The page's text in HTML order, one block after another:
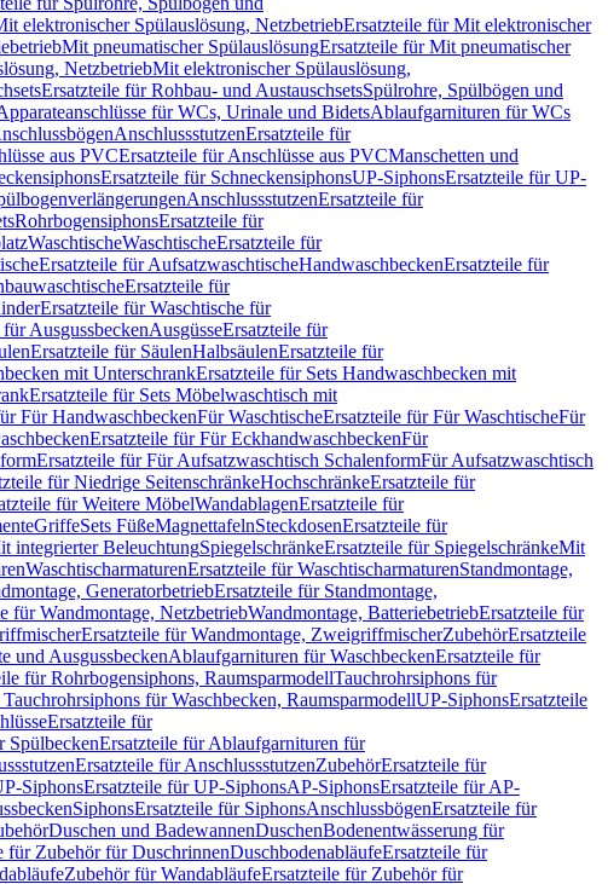
elektronischer Spülauslösung, NetzbetriebErsatzteile für Mit elektronischer
Mit pneumatischer SpülauslösungErsatzteile für Mit pneumatischer
NetzbetriebMit elektronischer Spülauslösung,
Ersatzteile für Rohbau- und AustauschsetsSpülrohre, Spülbögen und
für WCs, Urinale und BidetsAblaufgarnituren für WCs
AnschlussstutzenErsatzteile für
aus PVCErsatzteile für Anschlüsse aus PVCManschetten und
Ersatzteile für SchneckensiphonsUP-SiphonsErsatzteile für UP-
AnschlussstutzenErsatzteile für
RohrbogensiphonsErsatzteile für
WaschtischeWaschtischeErsatzteile für
Ersatzteile für AufsatzwaschtischeHandwaschbeckenErsatzteile für
Ersatzteile für
Ersatzteile für Waschtische für
AusgussbeckenAusgüsseErsatzteile für
Ersatzteile für SäulenHalbsäulenErsatzteile für
mit UnterschrankErsatzteile für Sets Handwaschbecken mit
Ersatzteile für Sets Möbelwaschtisch mit
Für HandwaschbeckenFür WaschtischeErsatzteile für Für WaschtischeFür
Ersatzteile für Für EckhandwaschbeckenFür
Ersatzteile für Für Aufsatzwaschtisch SchalenformFür Aufsatzwaschtisch
für Niedrige SeitenschränkeHochschränkeErsatzteile für
für Weitere MöbelWandablagenErsatzteile für
GriffeSets FüßeMagnettafelnSteckdosenErsatzteile für
integrierter BeleuchtungSpiegelschränkeErsatzteile für SpiegelschränkeMit
WaschtischarmaturenErsatzteile für WaschtischarmaturenStandmontage,
GeneratorbetriebErsatzteile für Standmontage,
für Wandmontage, NetzbetriebWandmontage, BatteriebetriebErsatzteile für
Ersatzteile für Wandmontage, ZweigriffmischerZubehörErsatzteile
und AusgussbeckenAblaufgarnituren für WaschbeckenErsatzteile für
für Rohrbogensiphons, RaumsparmodellTauchrohrsiphons für
für Waschbecken, RaumsparmodellUP-SiphonsErsatzteile
Ersatzteile für
SpülbeckenErsatzteile für Ablaufgarnituren für
Ersatzteile für AnschlussstutzenZubehörErsatzteile für
SiphonsErsatzteile für UP-SiphonsAP-SiphonsErsatzteile für AP-
SiphonsErsatzteile für SiphonsAnschlussbögenErsatzteile für
Duschen und BadewannenDuschenBodenentwässerung für
für Zubehör für DuschrinnenDuschbodenabläufeErsatzteile für
Zubehör für WandabläufeErsatzteile für Zubehör für